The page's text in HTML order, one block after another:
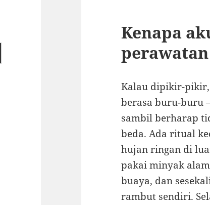
Kenapa
Kalau dipikir-
berasa buru-buru
sambil berharap
beda. Ada ritual
hujan ringan di
pakai minyak
buaya, dan
rambut sendiri.